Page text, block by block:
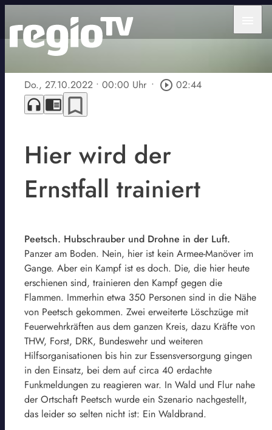
Do., 27.10.2022 • 00:00 Uhr • play_circle_outline 02:44
headphones chrome_reader_mode bookmark_border
Hier wird der
Ernstfall trainiert
Peetsch. Hubschrauber und Drohne in der Luft.
Panzer am Boden. Nein, hier ist kein Armee-Manöver im
Gange. Aber ein Kampf ist es doch. Die, die hier heute
erschienen sind, trainieren den Kampf gegen die
Flammen. Immerhin etwa 350 Personen sind in die Nähe
von Peetsch gekommen. Zwei erweiterte Löschzüge mit
Feuerwehrkräften aus dem ganzen Kreis, dazu Kräfte von
THW, Forst, DRK, Bundeswehr und weiteren
Hilfsorganisationen bis hin zur Essensversorgung gingen
in den Einsatz, bei dem auf circa 40 erdachte
Funkmeldungen zu reagieren war. In Wald und Flur nahe
der Ortschaft Peetsch wurde ein Szenario nachgestellt,
das leider so selten nicht ist: Ein Waldbrand.